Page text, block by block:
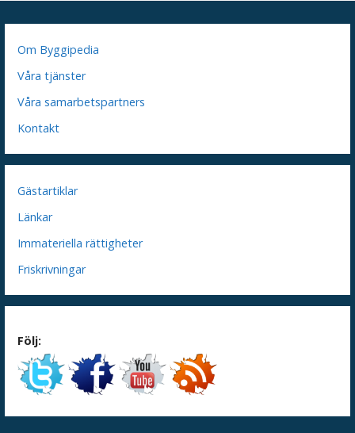
Om Byggipedia
Våra tjänster
Våra samarbetspartners
Kontakt
Gästartiklar
Länkar
Immateriella rättigheter
Friskrivningar
Följ: